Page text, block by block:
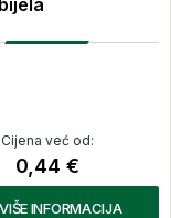
Cijena već od:
0,44 €
VIŠE INFORMACIJA